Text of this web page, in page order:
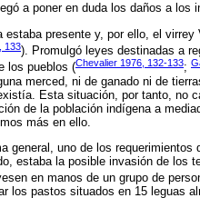
a poner en duda los daños a
estaba presente y, por ello, el
133). Promulgó leyes destinadas a
los pueblos (Chevalier 1976, 132-133;
merced, ni de ganado ni de
Esta situación, por tanto, no
de la población indígena a
más en ello.
general, uno de los
estaba la posible invasión de los
en manos de un grupo de
los pastos situados en 15 leguas